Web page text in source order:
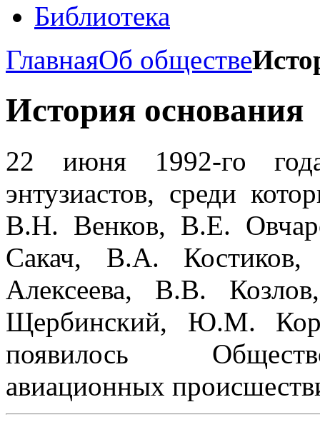
Библиотека
ГлавнаяОб обществе
История основания
22 июня 1992-го
энтузиастов, среди
В.Н. Венков, В.Е.
Сакач, В.А.
Алексеева, В.В.
Щербинский, Ю.М.
появилось
авиационных